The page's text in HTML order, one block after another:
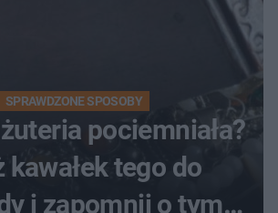
SPRAWDZONE SPOSOBY
pociemniała?
kawałek tego do
i zapomnij o tym